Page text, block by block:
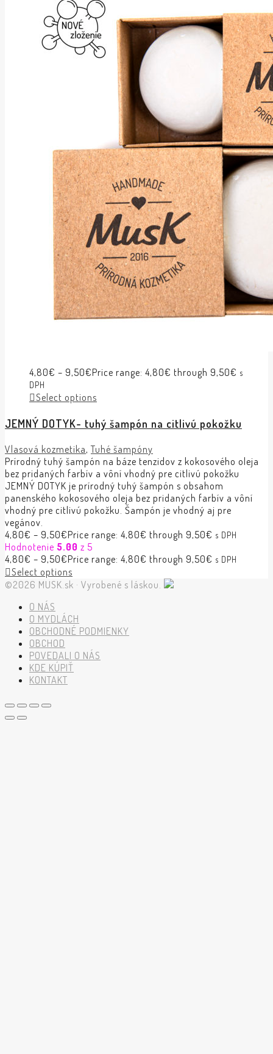
4,80€ – 9,50€Price range: 4,80€ through 9,50€ s
DPH
Select options
JEMNÝ DOTYK- tuhý šampón na citlivú pokožku
Vlasová kozmetika, Tuhé šampóny
Prírodný tuhý šampón na báze tenzidov z kokosového oleja
bez pridaných farbív a vôní vhodný pre citlivú pokožku
JEMNÝ DOTYK je prírodný tuhý šampón s obsahom
panenského kokosového oleja bez pridaných farbív a vôní
vhodný pre citlivú pokožku. Šampón je vhodný aj pre
vegánov.
4,80€ – 9,50€Price range: 4,80€ through 9,50€ s DPH
Hodnotenie 5.00 z 5
4,80€ – 9,50€Price range: 4,80€ through 9,50€ s DPH
Select options
©2026 MUSK.sk · Vyrobené s láskou.
O NÁS
O MYDLÁCH
OBCHODNÉ PODMIENKY
OBCHOD
POVEDALI O NÁS
KDE KÚPIŤ
KONTAKT